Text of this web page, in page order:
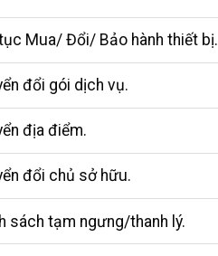
Mua/ Đổi/ Bảo hành thiết bị.
đổi gói dịch vụ.
địa điểm.
đổi chủ sở hữu.
sách tạm ngưng/thanh lý.